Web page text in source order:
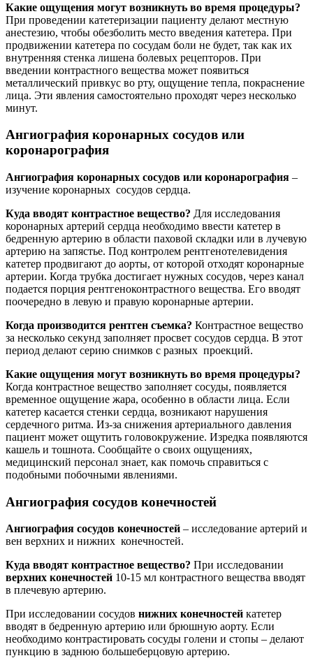
Какие ощущения могут возникнуть во время процедуры?
При проведении катетеризации пациенту делают местную
анестезию, чтобы обезболить место введения катетера. При
продвижении катетера по сосудам боли не будет, так как их
внутренняя стенка лишена болевых рецепторов. При
введении контрастного вещества может появиться
металлический привкус во рту, ощущение тепла, покраснение
лица. Эти явления самостоятельно проходят через несколько
минут.
Ангиография коронарных сосудов или
коронарография
Ангиография коронарных сосудов или коронарография –
изучение коронарных сосудов сердца.
Куда вводят контрастное вещество? Для исследования
коронарных артерий сердца необходимо ввести катетер в
бедренную артерию в области паховой складки или в лучевую
артерию на запястье. Под контролем рентгенотелевидения
катетер продвигают до аорты, от которой отходят коронарные
артерии. Когда трубка достигает нужных сосудов, через канал
подается порция рентгеноконтрастного вещества. Его вводят
поочередно в левую и правую коронарные артерии.
Когда производится рентген съемка? Контрастное вещество
за несколько секунд заполняет просвет сосудов сердца. В этот
период делают серию снимков с разных проекций.
Какие ощущения могут возникнуть во время процедуры?
Когда контрастное вещество заполняет сосуды, появляется
временное ощущение жара, особенно в области лица. Если
катетер касается стенки сердца, возникают нарушения
сердечного ритма. Из-за снижения артериального давления
пациент может ощутить головокружение. Изредка появляются
кашель и тошнота. Сообщайте о своих ощущениях,
медицинский персонал знает, как помочь справиться с
подобными побочными явлениями.
Ангиография сосудов конечностей
Ангиография сосудов конечностей – исследование артерий и
вен верхних и нижних конечностей.
Куда вводят контрастное вещество? При исследовании
верхних конечностей 10-15 мл контрастного вещества вводят
в плечевую артерию.
При исследовании сосудов нижних конечностей катетер
вводят в бедренную артерию или брюшную аорту. Если
необходимо контрастировать сосуды голени и стопы – делают
пункцию в заднюю большеберцовую артерию.